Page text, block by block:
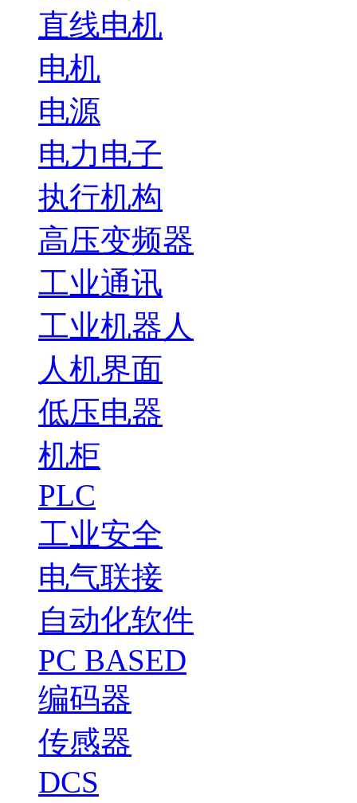
直线电机
电机
电源
电力电子
执行机构
高压变频器
工业通讯
工业机器人
人机界面
低压电器
机柜
PLC
工业安全
电气联接
自动化软件
PC BASED
编码器
传感器
DCS